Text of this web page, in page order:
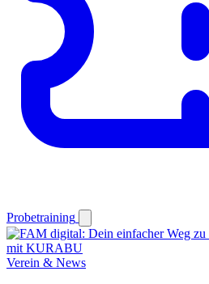
Probetraining
Verein & News